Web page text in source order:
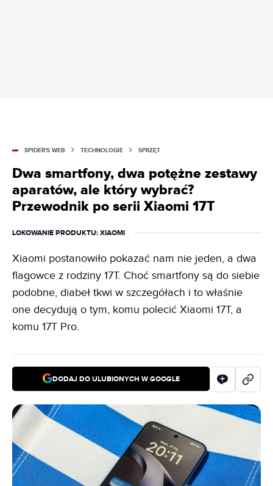
SPIDER'S WEB TECHNOLOGIE SPRZĘT
Dwa smartfony, dwa potężne zestawy
aparatów, ale który wybrać?
Przewodnik po serii Xiaomi 17T
LOKOWANIE PRODUKTU: XIAOMI
Xiaomi postanowiło pokazać nam nie jeden, a dwa
flagowce z rodziny 17T. Choć smartfony są do siebie
podobne, diabeł tkwi w szczegółach i to właśnie
one decydują o tym, komu polecić Xiaomi 17T, a
komu 17T Pro.
DODAJ DO ULUBIONYCH W GOOGLE